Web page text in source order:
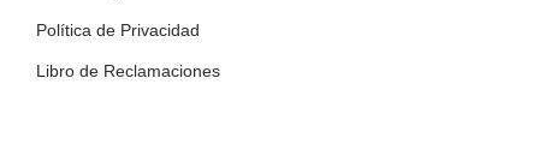
Política de Privacidad
Libro de Reclamaciones